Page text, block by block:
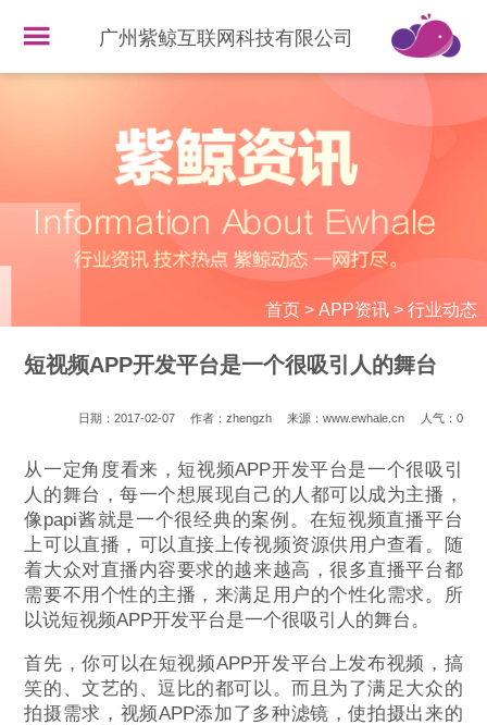
广州紫鲸互联网科技有限公司
首页> APP资讯> 行业动态
短视频APP开发平台是一个很吸引人的舞台
日期：2017-02-07 作者：zhengzh 来源：www.ewhale.cn 人气： 0
从一定角度看来，短视频APP开发平台是一个很吸引
人的舞台，每一个想展现自己的人都可以成为主播，
像papi酱就是一个很经典的案例。在短视频直播平台
上可以直播，可以直接上传视频资源供用户查看。随
着大众对直播内容要求的越来越高，很多直播平台都
需要不用个性的主播，来满足用户的个性化需求。所
以说短视频APP开发平台是一个很吸引人的舞台。
首先，你可以在短视频APP开发平台上发布视频，搞
笑的、文艺的、逗比的都可以。而且为了满足大众的
拍摄需求，视频APP添加了多种滤镜，使拍摄出来的